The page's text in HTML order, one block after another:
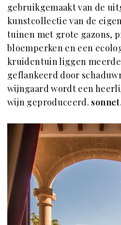
gebruikgemaakt van de
kunstcollectie van de
tuinen met grote gazons,
bloemperken en een
kruidentuin liggen
geflankeerd door
wijngaard wordt een
wijn geproduceerd.